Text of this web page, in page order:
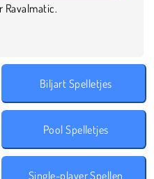
Ravalmatic.
Biljart Spelletjes
Pool Spelletjes
Single-player Spellen